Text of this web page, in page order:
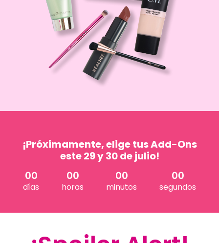
¡Próximamente, elige tus Add-Ons
este 29 y 30 de julio!
00
días
00
horas
00
minutos
00
segundos